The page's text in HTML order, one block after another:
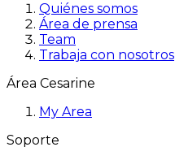
Quiénes somos
Área de prensa
Team
Trabaja con nosotros
Área Cesarine
My Area
Soporte